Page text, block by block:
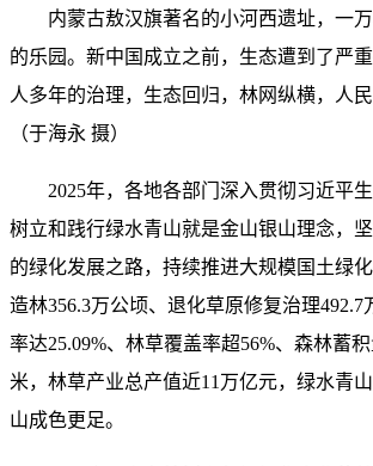
内蒙古敖汉旗著名的小河西遗址，一
的乐园。新中国成立之前，生态遭到了严
人多年的治理，生态回归，林网纵横，人
（于海永 摄）
2025年，各地各部门深入贯彻习近平
树立和践行绿水青山就是金山银山理念，
的绿化发展之路，持续推进大规模国土绿
造林356.3万公顷、退化草原修复治理492.7
率达25.09%、林草覆盖率超56%、森林蓄
米，林草产业总产值近11万亿元，绿水青
山成色更足。